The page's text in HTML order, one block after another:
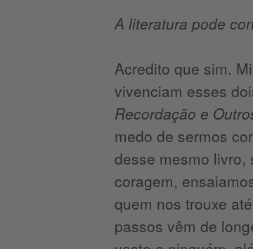
A literatura pode
Acredito que sim.
vivenciam esses
Recordação e
medo de sermos
desse mesmo livro,
coragem,
quem nos trouxe
passos vêm de